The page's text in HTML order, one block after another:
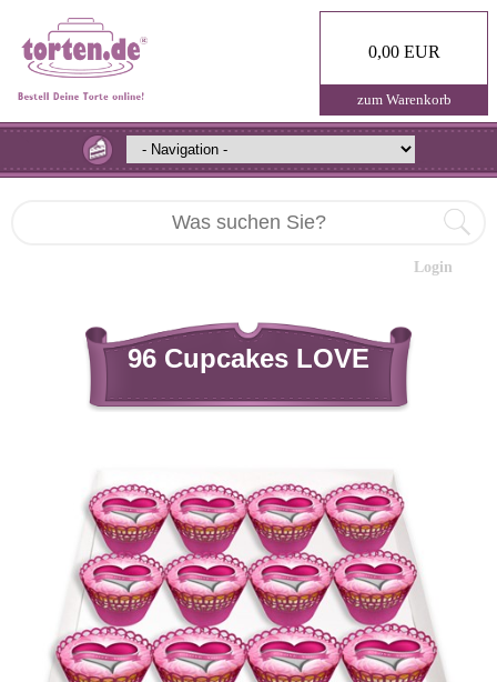
0,00 EUR
zum Warenkorb
Login
96 Cupcakes LOVE